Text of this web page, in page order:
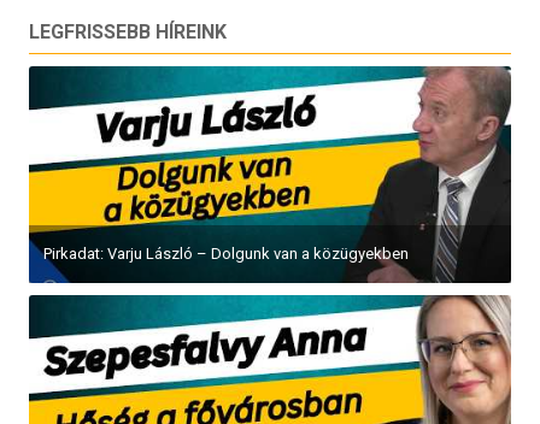
LEGFRISSEBB HÍREINK
Pirkadat: Varju László – Dolgunk van a közügyekben